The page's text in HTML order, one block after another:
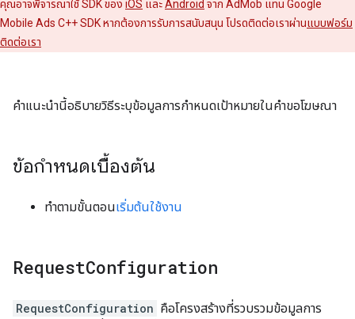
คุณอาจพิจารณาใช้ SDK ของ iOS และAndroid จาก AdMob แทน Google
Mobile Ads C++ SDK หากต้องการรับการสนับสนุน โปรดติดต่อเราผ่านแบบฟอร์ม
ติดต่อเรา
คำแนะนำนี้อธิบายวิธีระบุข้อมูลการกำหนดเป้าหมายในคำขอโฆษณา
ข้อกำหนดเบื้องต้น
ทำตามขั้นตอนเริ่มต้นใช้งาน
RequestConfiguration
RequestConfiguration คือโครงสร้างที่รวบรวมข้อมูลการ